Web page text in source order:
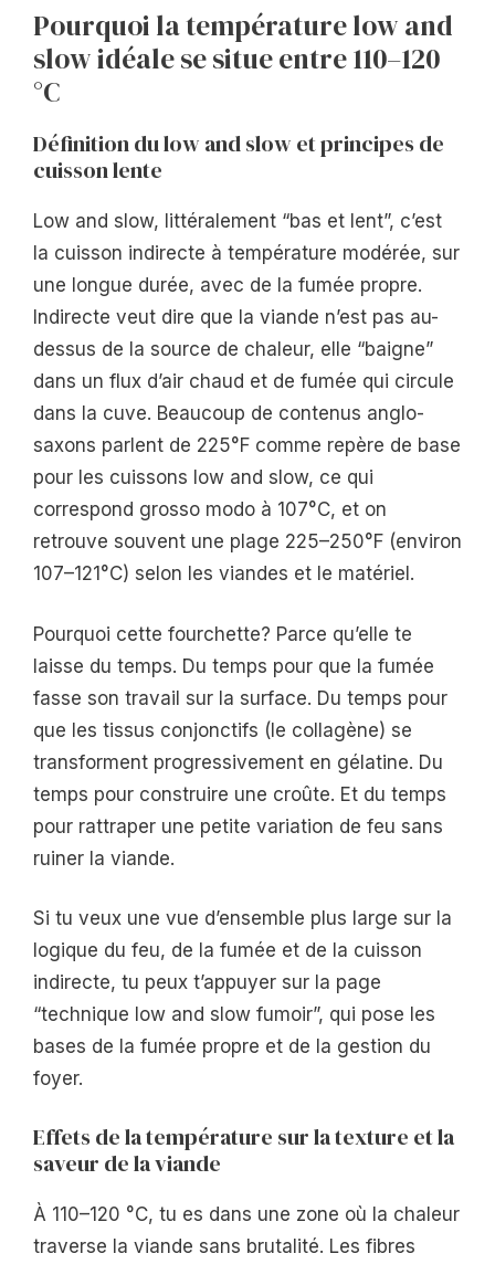
Pourquoi la température low and
slow idéale se situe entre 110–120
°C
Définition du low and slow et principes de
cuisson lente
Low and slow, littéralement “bas et lent”, c’est
la cuisson indirecte à température modérée, sur
une longue durée, avec de la fumée propre.
Indirecte veut dire que la viande n’est pas au-
dessus de la source de chaleur, elle “baigne”
dans un flux d’air chaud et de fumée qui circule
dans la cuve. Beaucoup de contenus anglo-
saxons parlent de 225°F comme repère de base
pour les cuissons low and slow, ce qui
correspond grosso modo à 107°C, et on
retrouve souvent une plage 225–250°F (environ
107–121°C) selon les viandes et le matériel.
Pourquoi cette fourchette? Parce qu’elle te
laisse du temps. Du temps pour que la fumée
fasse son travail sur la surface. Du temps pour
que les tissus conjonctifs (le collagène) se
transforment progressivement en gélatine. Du
temps pour construire une croûte. Et du temps
pour rattraper une petite variation de feu sans
ruiner la viande.
Si tu veux une vue d’ensemble plus large sur la
logique du feu, de la fumée et de la cuisson
indirecte, tu peux t’appuyer sur la page
“technique low and slow fumoir”, qui pose les
bases de la fumée propre et de la gestion du
foyer.
Effets de la température sur la texture et la
saveur de la viande
À 110–120 °C, tu es dans une zone où la chaleur
traverse la viande sans brutalité. Les fibres